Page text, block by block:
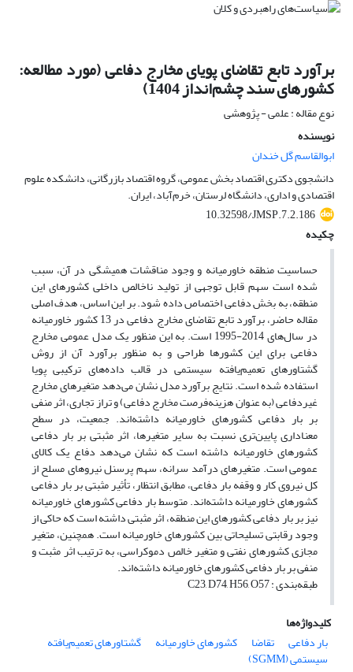
برآورد تابع تقاضای پویای مخارج دفاعی (مورد مطالعه:
کشورهای سند چشم‌انداز 1404)
نوع مقاله : علمی - پژوهشی
نویسنده
ابوالقاسم گل خندان
دانشجوی دکتری اقتصاد بخش عمومی، گروه اقتصاد بازرگانی، دانشکده علوم
اقتصادی و اداری، دانشگاه لرستان، خرم‌آباد، ایران.
10.32598/JMSP.7.2.186
چکیده
حساسیت منطقه خاورمیانه و وجود مناقشات همیشگی در آن، سبب
شده است سهم قابل توجهی از تولید ناخالص داخلی کشورهای این
منطقه، به‌ بخش دفاعی اختصاص داده شود. بر این اساس، هدف اصلی
مقاله حاضر، برآورد تابع تقاضای مخارج دفاعی در 13 کشور خاورمیانه
در سال‌های 2014-1995 است. به این منظور یک مدل عمومی مخارج
دفاعی برای این کشورها طراحی و به منظور برآورد آن از روش
گشتاورهای تعمیم‌یافته سیستمی در قالب داده‌های ترکیبی پویا
استفاده شده است. نتایج برآورد مدل نشان می‌دهد متغیرهای مخارج
غیردفاعی (به عنوان هزینه‌فرصت مخارج دفاعی) و تراز تجاری، اثر منفی
بر بار دفاعی کشورهای خاورمیانه داشته‌اند. جمعیت، در سطح
معناداری پایین‌تری نسبت به سایر متغیرها، اثر مثبتی بر بار دفاعی
کشورهای خاورمیانه داشته‌ است که نشان می‌دهد دفاع یک کالای
عمومی است. متغیرهای درآمد سرانه، سهم پرسنل نیروهای مسلح از
کل نیروی کار و وقفه بار دفاعی، مطابق انتظار، تأثیر مثبتی بر بار دفاعی
کشورهای خاورمیانه داشته‌اند. متوسط بار دفاعی کشورهای خاورمیانه
نیز بر بار دفاعی کشورهای این منطقه، اثر مثبتی داشته است که حاکی از
وجود رقابتی تسلیحاتی بین کشورهای خاورمیانه است. همچنین، متغیر
مجازی کشورهای نفتی و متغیر خالص دموکراسی، به ترتیب اثر مثبت و
منفی بر بار دفاعی کشورهای خاورمیانه داشته‌اند.
طبقه‌بندی : C23, D74, H56, O57
کلیدواژه‌ها
بار دفاعی
تقاضا کشورهای خاورمیانه گشتاورهای تعمیم‌یافته
سیستمی (SGMM)